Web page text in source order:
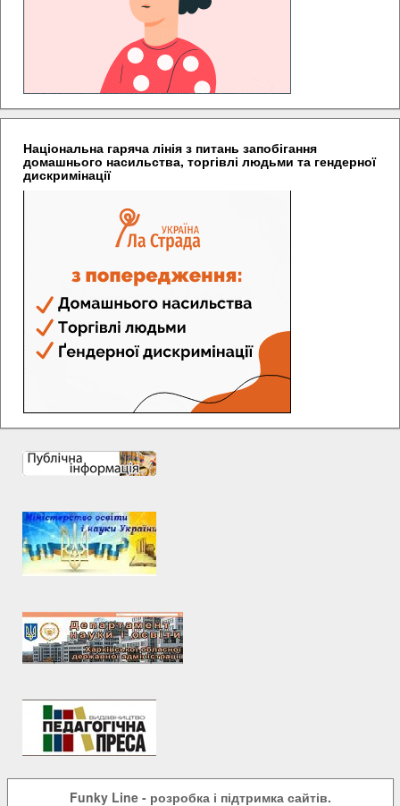
Національна гаряча лінія з питань запобігання
домашнього насильства, торгівлі людьми та гендерної
дискримінації
Funky Line- розробка і підтримка сайтів.